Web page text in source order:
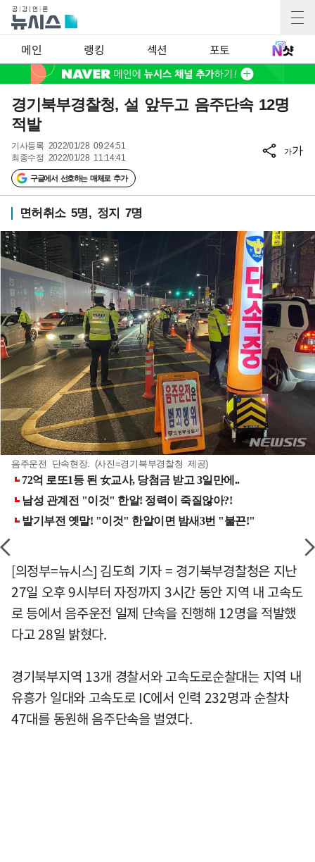
메인 랭킹 섹션 포토
경기북부경찰청, 설 앞두고 음주단속 12명
적발
기사등록 2022/01/28 09:24:51
최종수정 2022/01/28 11:14:41
구글에서 선호하는 매체로 추가
가가
면허취소 5명, 정지 7명
음주운전 단속현장. (사진=경기북부경찰청 제공)
[의정부=뉴시스] 김도희 기자 = 경기북부경찰청은 지난
27일 오후 9시부터 자정까지 3시간 동안 지역 내 고속도
로 등에서 음주운전 일제 단속을 진행해 12명을 적발했
다고 28일 밝혔다.
경기북부지역 13개 경찰서와 고속도로순찰대는 지역 내
유흥가 일대와 고속도로 IC에서 인력 232명과 순찰차
47대를 동원해 음주단속을 벌였다.